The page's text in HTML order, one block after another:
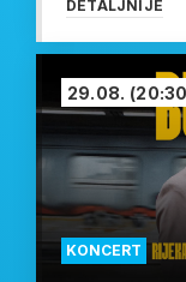
DETALJNIJE
KONCERT
29.08.